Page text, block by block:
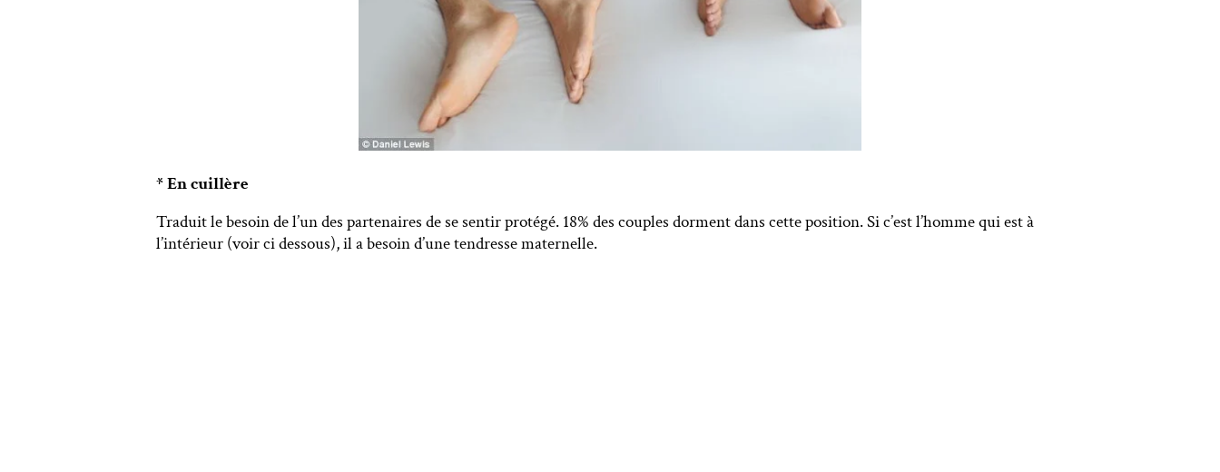
* En cuillère
Traduit le besoin de l’un des partenaires de se sentir protégé. 18% des couples dorment dans cette position. Si c’est l’homme qui est à
l’intérieur (voir ci dessous), il a besoin d’une tendresse maternelle.